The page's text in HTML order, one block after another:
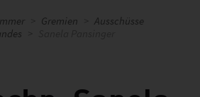
Gremien
Ausschüsse